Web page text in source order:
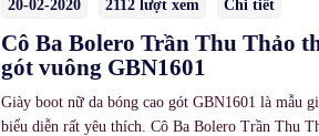
20-02-2020 2112 lượt xem Chi tiết
Cô Ba Bolero Trần Thu Thảo
gót vuông GBN1601
Giày boot nữ da bóng cao gót GBN1601 là mẫu
biểu diễn rất yêu thích. Cô Ba Bolero Trần Thu